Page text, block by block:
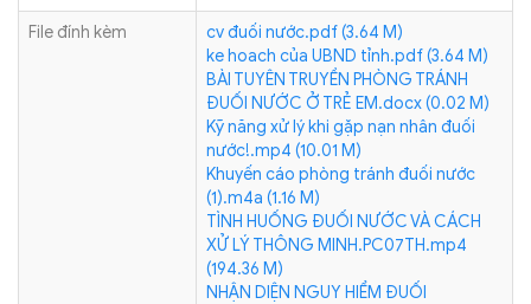
File đính kèm
cv đuối nước.pdf (3.64 M)
ke hoach của UBND tỉnh.pdf (3.64 M)
BÀI TUYÊN TRUYỀN PHÒNG TRÁNH
ĐUỐI NƯỚC Ở TRẺ EM.docx (0.02 M)
Kỹ năng xử lý khi gặp nạn nhân đuối
nước!.mp4 (10.01 M)
Khuyến cáo phòng tránh đuối nước
(1).m4a (1.16 M)
TÌNH HUỐNG ĐUỐI NƯỚC VÀ CÁCH
XỬ LÝ THÔNG MINH.PC07TH.mp4
(194.36 M)
NHẬN DIỆN NGUY HIỂM ĐUỐI